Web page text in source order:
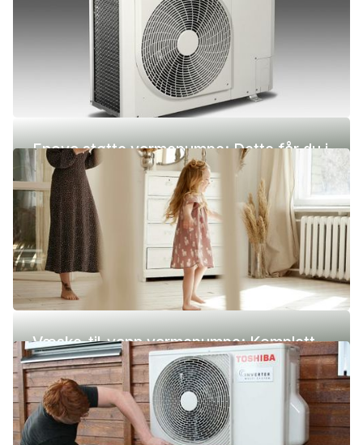
Enova støtte varmepumpe: Dette får du i
2026
Væske-til-vann varmepumpe: Komplett
guide (pris, fordeler og ulemper)